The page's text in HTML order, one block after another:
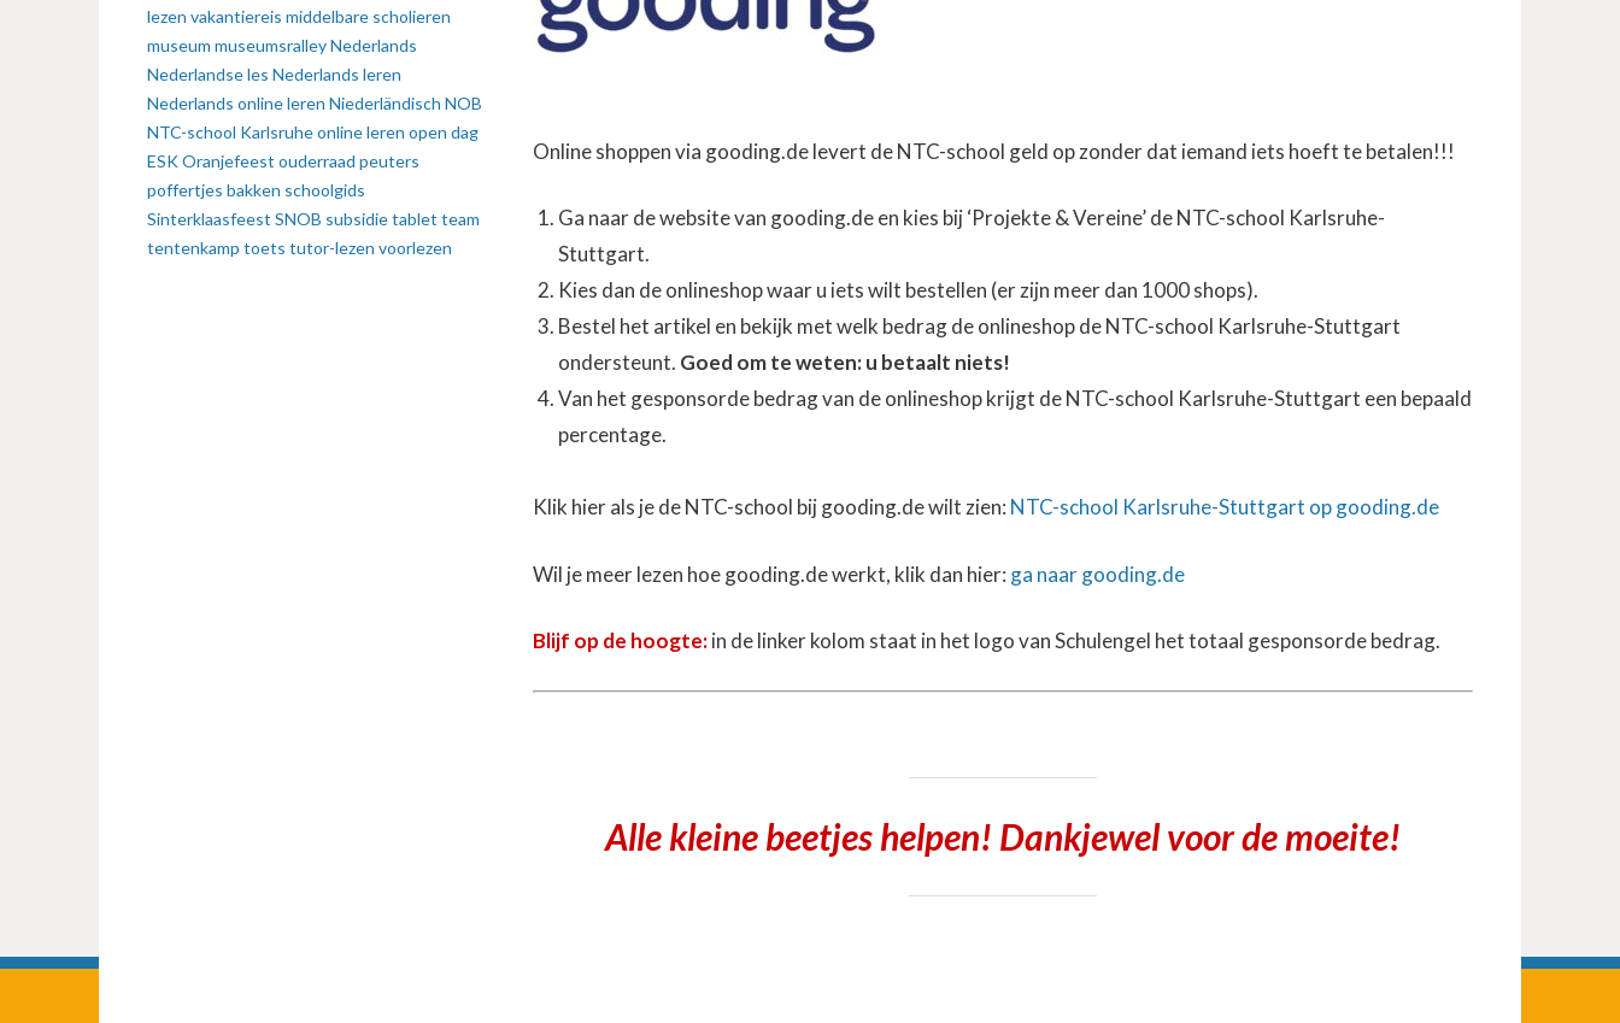
Online shoppen via gooding.de levert de NTC-school geld op zonder dat iemand iets hoeft te betalen!!!
Ga naar de website van gooding.de en kies bij ‘Projekte & Vereine’ de NTC-school Karlsruhe-
Stuttgart.
Kies dan de onlineshop waar u iets wilt bestellen (er zijn meer dan 1000 shops).
Bestel het artikel en bekijk met welk bedrag de onlineshop de NTC-school Karlsruhe-Stuttgart
ondersteunt. Goed om te weten: u betaalt niets!
Van het gesponsorde bedrag van de onlineshop krijgt de NTC-school Karlsruhe-Stuttgart een bepaald
percentage.
Klik hier als je de NTC-school bij gooding.de wilt zien: NTC-school Karlsruhe-Stuttgart op gooding.de
Wil je meer lezen hoe gooding.de werkt, klik dan hier: ga naar gooding.de
Blijf op de hoogte:in de linker kolom staat in het logo van Schulengel het totaal gesponsorde bedrag.
Alle kleine beetjes helpen! Dankjewel voor de moeite!
lezen vakantiereis middelbare scholieren
museum museumsralleyNederlands
Nederlandse les Nederlands leren
Nederlands online leren Niederländisch NOB
NTC-school Karlsruheonline leren open dag
ESKOranjefeest ouderraad peuters
poffertjes bakken schoolgids
Sinterklaasfeest SNOB subsidietablet team
tentenkamp toets tutor-lezen voorlezen